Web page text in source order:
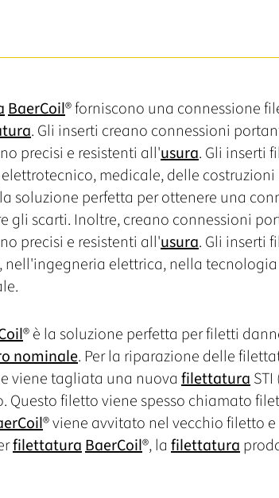
BaerCoil® forniscono una connessione
. Gli inserti creano connessioni
precisi e resistenti all'usura. Gli inserti
medicale, delle costruzioni
soluzione perfetta per ottenere una
gli scarti. Inoltre, creano connessioni
precisi e resistenti all'usura. Gli inserti
elettrica, nella
® è la soluzione perfetta per filetti
nominale. Per la riparazione delle
viene tagliata una nuova filettatura
filetto viene spesso chiamato
® viene avvitato nel vecchio filetto
filettaturaBaerCoil®, la filettatura